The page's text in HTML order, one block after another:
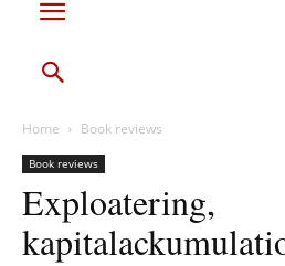
Home Book reviews
Book reviews
Exploatering,